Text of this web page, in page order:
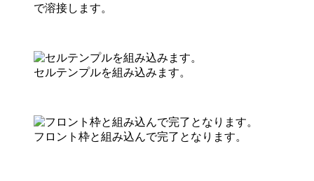
で溶接します。
セルテンプルを組み込みます。
フロント枠と組み込んで完了となります。